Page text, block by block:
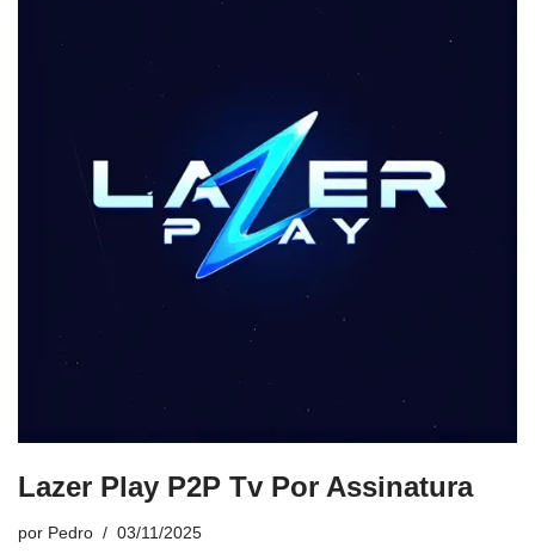
Lazer Play P2P Tv Por Assinatura
por Pedro 03/11/2025